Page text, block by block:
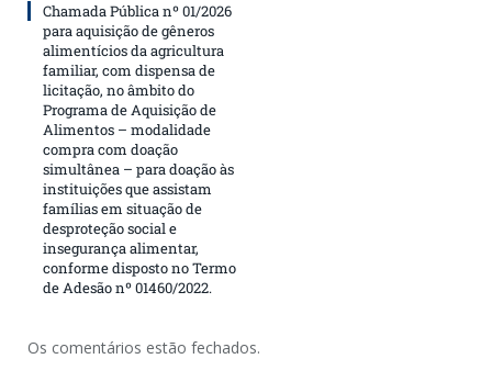
Chamada Pública nº 01/2026
para aquisição de gêneros
alimentícios da agricultura
familiar, com dispensa de
licitação, no âmbito do
Programa de Aquisição de
Alimentos – modalidade
compra com doação
simultânea – para doação às
instituições que assistam
famílias em situação de
desproteção social e
insegurança alimentar,
conforme disposto no Termo
de Adesão nº 01460/2022.
Os comentários estão fechados.